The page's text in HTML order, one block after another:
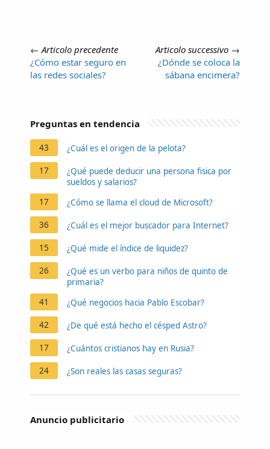
← Articolo precedente
¿Cómo estar seguro en
las redes sociales?
Articolo successivo →
¿Dónde se coloca la
sábana encimera?
Preguntas en tendencia
43 ¿Cuál es el origen de la pelota?
17
¿Qué puede deducir una persona fisica por
sueldos y salarios?
17
¿Cómo se llama el cloud de Microsoft?
36 ¿Cuál es el mejor buscador para Internet?
15 ¿Qué mide el índice de liquidez?
26
¿Qué es un verbo para niños de quinto de
primaria?
41
¿Qué negocios hacia Pablo Escobar?
42 ¿De qué está hecho el césped Astro?
17 ¿Cuántos cristianos hay en Rusia?
24 ¿Son reales las casas seguras?
Anuncio publicitario